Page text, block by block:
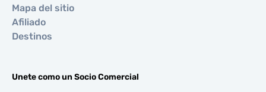
Mapa del sitio
Afiliado
Destinos
Unete como un Socio Comercial